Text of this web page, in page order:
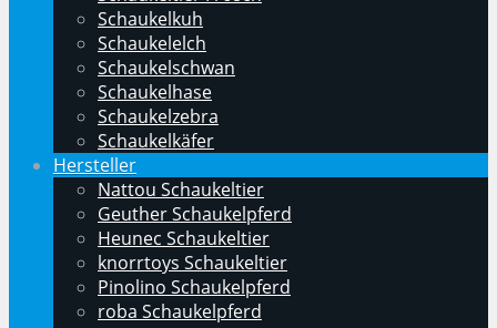
Schaukelkuh
Schaukelelch
Schaukelschwan
Schaukelhase
Schaukelzebra
Schaukelkäfer
Hersteller
Nattou Schaukeltier
Geuther Schaukelpferd
Heunec Schaukeltier
knorrtoys Schaukeltier
Pinolino Schaukelpferd
roba Schaukelpferd